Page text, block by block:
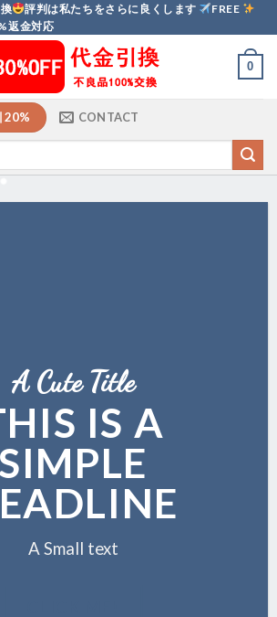
評判は私たちをさらに良くします
FREE
返金対応
0
20% CONTACT
A Cute Title
IS A
SIMPLE
A Small text